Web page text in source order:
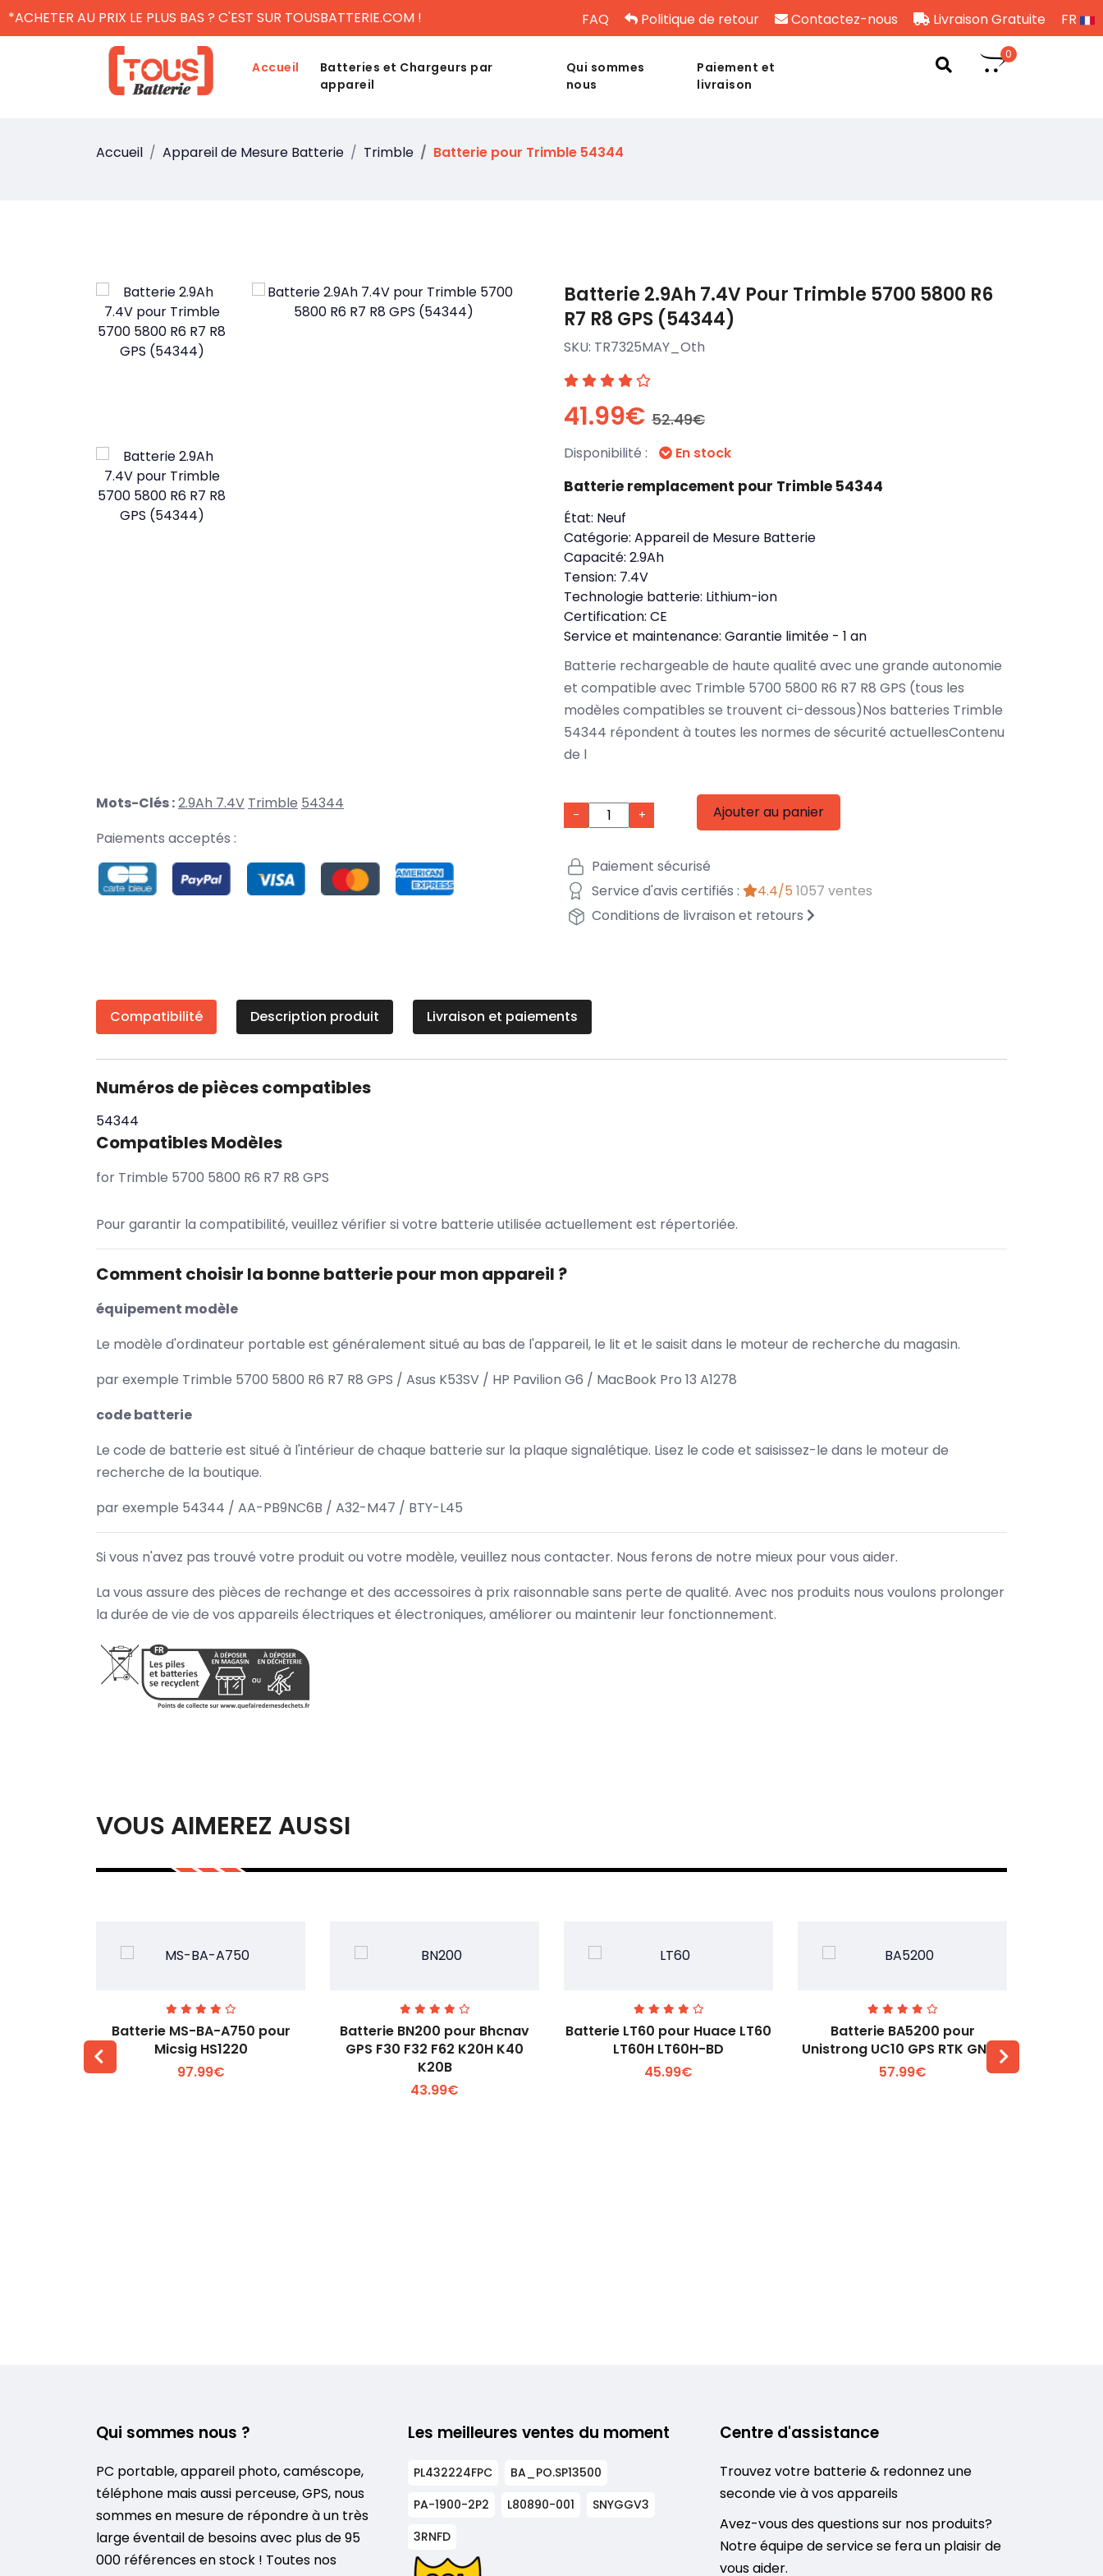
*ACHETER AU PRIX LE PLUS BAS ? C'EST SUR TOUSBATTERIE.COM ! FAQ Politique de retour Contactez-nous Livraison Gratuite FR
Accueil
Batteries et Chargeurs par
appareil
Qui sommes
nous
Paiement et
livraison
0
Accueil Appareil de Mesure Batterie Trimble Batterie pour Trimble 54344
Mots-Clés :2.9Ah 7.4V Trimble 54344
Paiements acceptés :
Batterie 2.9Ah 7.4V Pour Trimble 5700 5800 R6
R7 R8 GPS (54344)
SKU: TR7325MAY_Oth
41.99€ 52.49€
Disponibilité : En stock
Batterie remplacement pour Trimble 54344
État: Neuf
Catégorie: Appareil de Mesure Batterie
Capacité: 2.9Ah
Tension: 7.4V
Technologie batterie: Lithium-ion
Certification: CE
Service et maintenance: Garantie limitée - 1 an
Batterie rechargeable de haute qualité avec une grande autonomie
et compatible avec Trimble 5700 5800 R6 R7 R8 GPS (tous les
modèles compatibles se trouvent ci-dessous)Nos batteries Trimble
54344 répondent à toutes les normes de sécurité actuellesContenu
de l
- + Ajouter au panier
Paiement sécurisé
Service d'avis certifiés :
4.4/5 1057 ventes
Conditions de livraison et retours
Compatibilité Description produit Livraison et paiements
Numéros de pièces compatibles
54344
Compatibles Modèles
for Trimble 5700 5800 R6 R7 R8 GPS
Pour garantir la compatibilité, veuillez vérifier si votre batterie utilisée actuellement est répertoriée.
Comment choisir la bonne batterie pour mon appareil ?
équipement modèle
Le modèle d'ordinateur portable est généralement situé au bas de l'appareil, le lit et le saisit dans le moteur de recherche du magasin.
par exemple Trimble 5700 5800 R6 R7 R8 GPS / Asus K53SV / HP Pavilion G6 / MacBook Pro 13 A1278
code batterie
Le code de batterie est situé à l'intérieur de chaque batterie sur la plaque signalétique. Lisez le code et saisissez-le dans le moteur de
recherche de la boutique.
par exemple 54344 / AA-PB9NC6B / A32-M47 / BTY-L45
Si vous n'avez pas trouvé votre produit ou votre modèle, veuillez nous contacter. Nous ferons de notre mieux pour vous aider.
La vous assure des pièces de rechange et des accessoires à prix raisonnable sans perte de qualité. Avec nos produits nous voulons prolonger
la durée de vie de vos appareils électriques et électroniques, améliorer ou maintenir leur fonctionnement.
VOUS AIMEREZ AUSSI
Voir plus +
Batterie MS-BA-A750 pour
Micsig HS1220
97.99€
Voir plus +
Batterie BN200 pour Bhcnav
GPS F30 F32 F62 K20H K40
K20B
43.99€
Voir plus +
Batterie LT60 pour Huace LT60
LT60H LT60H-BD
45.99€
Voir plus +
Batterie BA5200 pour
Unistrong UC10 GPS RTK GNSS
57.99€
Qui sommes nous ?
PC portable, appareil photo, caméscope,
téléphone mais aussi perceuse, GPS, nous
sommes en mesure de répondre à un très
large éventail de besoins avec plus de 95
000 références en stock ! Toutes nos
Les meilleures ventes du moment
PL432224FPC
BA_PO.SP13500
PA-1900-2P2
L80890-001
SNYGGV3
3RNFD
Centre d'assistance
Trouvez votre batterie & redonnez une
seconde vie à vos appareils
Avez-vous des questions sur nos produits?
Notre équipe de service se fera un plaisir de
vous aider.